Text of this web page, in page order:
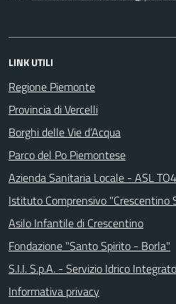
LINK UTILI
Regione Piemonte
Provincia di Vercelli
Borghi delle Vie d’Acqua
Parco del Po Piemontese
Azienda Sanitaria Locale - ASL TO4
Istituto Comprensivo "Crescentino
Asilo Infantile di Crescentino
Fondazione "Santo Spirito - Borla"
S.I.I. S.p.A. - Servizio Idrico
Informativa privacy